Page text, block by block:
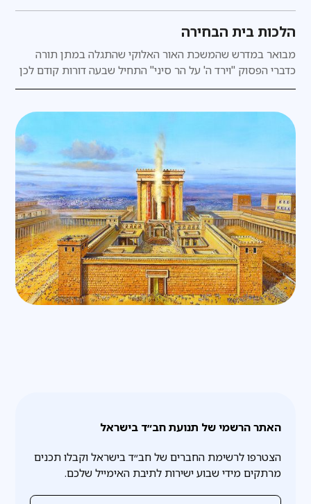
הלכות בית הבחירה
מבואר במדרש שהמשכת האור האלוקי שהתגלה במתן תורה
כדברי הפסוק "וירד ה' על הר סיני" התחיל שבעה דורות קודם לכן
האתר הרשמי של תנועת חב״ד בישראל
הצטרפו לרשימת החברים של חב״ד בישראל וקבלו תכנים
מרתקים מידי שבוע ישירות לתיבת האימייל שלכם.